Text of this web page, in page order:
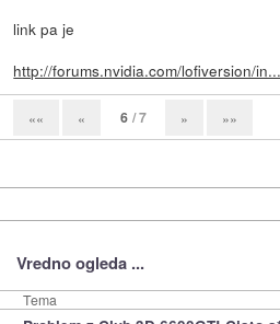
link pa je
http://forums.nvidia.com/lofiversion/in...
«« « 6 / 7 » »»
Vredno ogleda ...
Tema